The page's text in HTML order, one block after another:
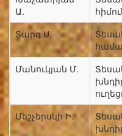
Ա.
Տարգ Ս.
Մանուկյան Մ.
Մեշչերսկի Ի.